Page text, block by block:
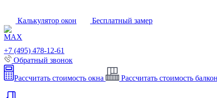
Калькулятор окон Бесплатный замер
+7 (495) 478-12-61
Обратный звонок
Рассчитать стоимость окна Рассчитать стоимость